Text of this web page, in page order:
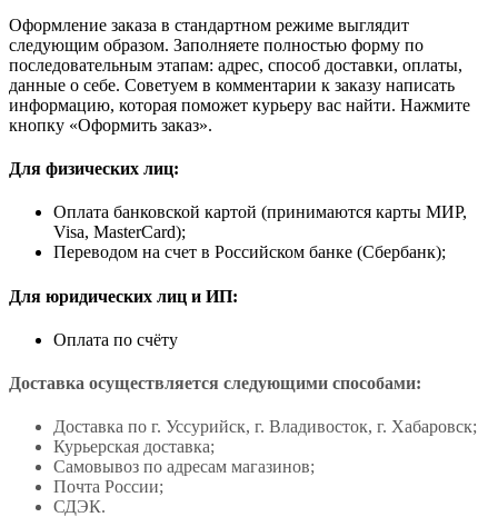
Оформление заказа в стандартном режиме выглядит
следующим образом. Заполняете полностью форму по
последовательным этапам: адрес, способ доставки, оплаты,
данные о себе. Советуем в комментарии к заказу написать
информацию, которая поможет курьеру вас найти. Нажмите
кнопку «Оформить заказ».
Для физических лиц:
Оплата банковской картой (принимаются карты МИР,
Visa, MasterCard);
Переводом на счет в Российском банке (Сбербанк);
Для юридических лиц и ИП:
Оплата по счёту
Доставка осуществляется следующими способами:
Доставка по г. Уссурийск, г. Владивосток, г. Хабаровск;
Курьерская доставка;
Самовывоз по адресам магазинов;
Почта России;
СДЭК.